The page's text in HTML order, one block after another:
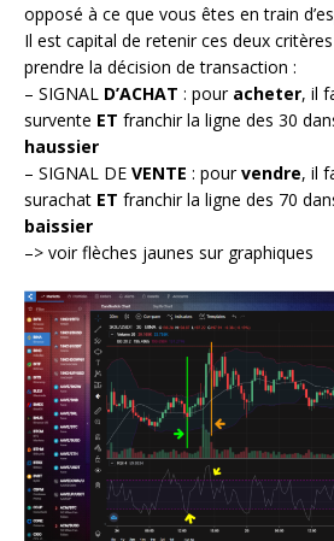
opposé à ce que vous êtes en train
Il est capital de retenir ces deux
prendre la décision de transaction :
– SIGNAL D’ACHAT : pour acheter, il
survente ET franchir la ligne des 30
haussier
– SIGNAL DE VENTE : pourvendre, il
surachat ET franchir la ligne des 70
baissier
–> voir flèches jaunes sur graphiques